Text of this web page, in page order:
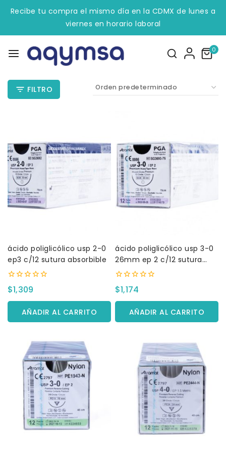
Recibe tu compra el mismo día en la CDMX de lunes a
viernes en horario laboral
0
FILTRO
ácido poliglicólico usp 2-0
ep3 c/12 sutura absorbible
0
fuera
de
$1,309
AÑADIR AL CARRITO
ácido poliglicólico usp 3-0
26mm ep 2 c/12 sutura
absorbible
0
fuera
de
$1,174
AÑADIR AL CARRITO